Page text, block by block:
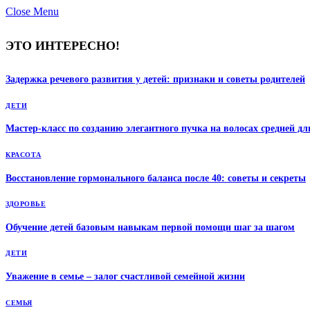
Close Menu
ЭТО ИНТЕРЕСНО!
Задержка речевого развития у детей: признаки и советы родителей
ДЕТИ
Мастер-класс по созданию элегантного пучка на волосах средней
КРАСОТА
Восстановление гормонального баланса после 40: советы и секреты
ЗДОРОВЬЕ
Обучение детей базовым навыкам первой помощи шаг за шагом
ДЕТИ
Уважение в семье – залог счастливой семейной жизни
СЕМЬЯ